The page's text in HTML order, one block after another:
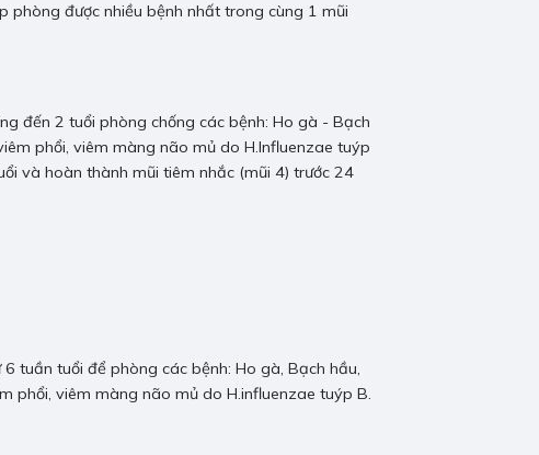
được nhiều bệnh nhất trong cùng 1 mũi
đến 2 tuổi phòng chống các bệnh: Ho gà - Bạch
phổi, viêm màng não mủ do H.Influenzae tuýp
và hoàn thành mũi tiêm nhắc (mũi 4) trước 24
tuần tuổi để phòng các bệnh: Ho gà, Bạch hầu,
phổi, viêm màng não mủ do H.influenzae tuýp B.